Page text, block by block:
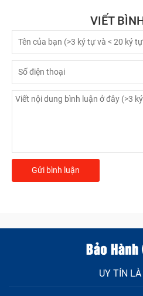
VIẾT
UY TÍN LÀ